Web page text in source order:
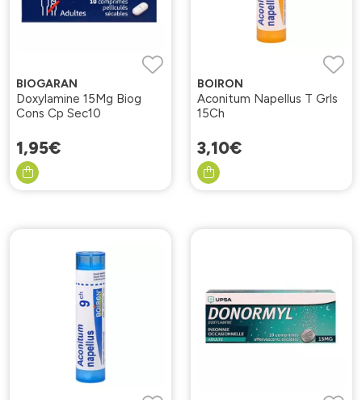
BIOGARAN
Doxylamine 15Mg Biog
Cons Cp Sec10
1,95€
BOIRON
Aconitum Napellus T Grls
15Ch
3,10€